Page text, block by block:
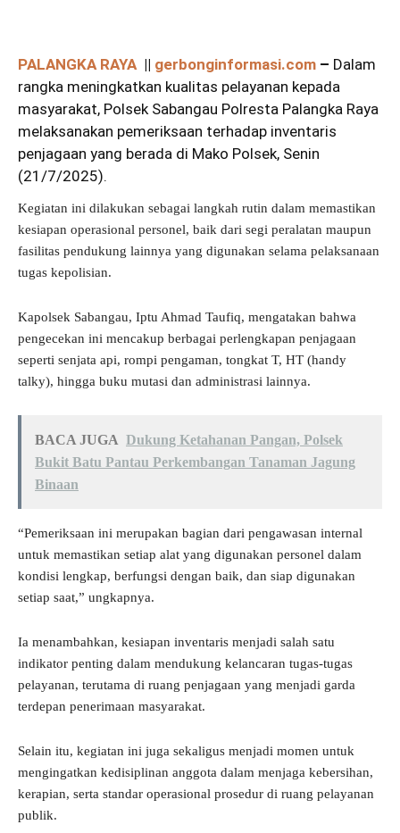
PALANGKA RAYA || gerbonginformasi.com – Dalam
rangka meningkatkan kualitas pelayanan kepada
masyarakat, Polsek Sabangau Polresta Palangka Raya
melaksanakan pemeriksaan terhadap inventaris
penjagaan yang berada di Mako Polsek, Senin
(21/7/2025).
Kegiatan ini dilakukan sebagai langkah rutin dalam memastikan
kesiapan operasional personel, baik dari segi peralatan maupun
fasilitas pendukung lainnya yang digunakan selama pelaksanaan
tugas kepolisian.
Kapolsek Sabangau, Iptu Ahmad Taufiq, mengatakan bahwa
pengecekan ini mencakup berbagai perlengkapan penjagaan
seperti senjata api, rompi pengaman, tongkat T, HT (handy
talky), hingga buku mutasi dan administrasi lainnya.
BACA JUGA Dukung Ketahanan Pangan, Polsek
Bukit Batu Pantau Perkembangan Tanaman Jagung
Binaan
“Pemeriksaan ini merupakan bagian dari pengawasan internal
untuk memastikan setiap alat yang digunakan personel dalam
kondisi lengkap, berfungsi dengan baik, dan siap digunakan
setiap saat,” ungkapnya.
Ia menambahkan, kesiapan inventaris menjadi salah satu
indikator penting dalam mendukung kelancaran tugas-tugas
pelayanan, terutama di ruang penjagaan yang menjadi garda
terdepan penerimaan masyarakat.
Selain itu, kegiatan ini juga sekaligus menjadi momen untuk
mengingatkan kedisiplinan anggota dalam menjaga kebersihan,
kerapian, serta standar operasional prosedur di ruang pelayanan
publik.